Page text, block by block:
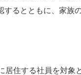
るとともに、家族
住する社員を対象